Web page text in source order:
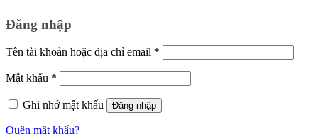
Đăng nhập
Tên tài khoản hoặc địa chỉ email *
buộc
Mật khẩu *
buộc
Ghi nhớ mật khẩu
Đăng nhập
Quên mật khẩu?